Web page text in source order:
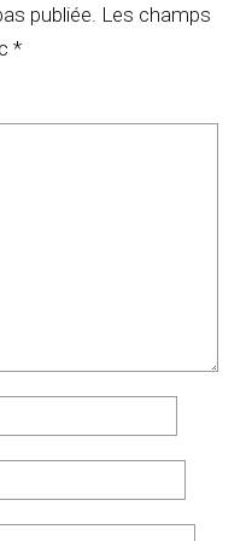
publiée. Les champs
*